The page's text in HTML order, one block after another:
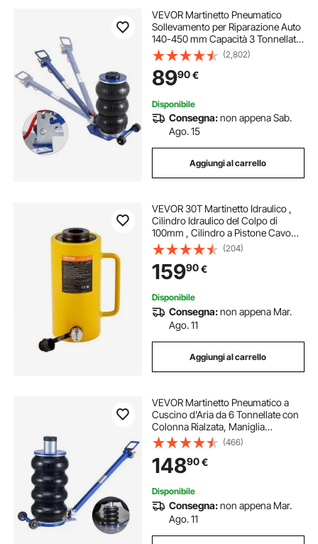
VEVOR Martinetto Pneumatico
Sollevamento per Riparazione Auto
140-450 mm Capacità 3 Tonnellate,
Martinetto Pneumatico 0,8-1,0 MPa
con 3 Cuscini d'Aria Impugnatura
Regolabile Blu per da Officina
Garage
(2,802)
8990€
Disponibile
Consegna:non appena Sab.
Ago. 15
Aggiungi al carrello
VEVOR 30T Martinetto Idraulico ,
Cilindro Idraulico del Colpo di
100mm , Cilindro a Pistone Cavo
Cilindro Idraulico Cilindro di
Sollevamento Connettore Rapido
Sollevamento Facile
(204)
15990€
Disponibile
Consegna:non appena Mar.
Ago. 11
Aggiungi al carrello
VEVOR Martinetto Pneumatico a
Cuscino d'Aria da 6 Tonnellate con
Colonna Rialzata, Maniglia
Regolabile e Spesso Cuscinetto in
Gomma, Altezza di Sollevamento
da 170 a 583 mm, Cric Martinetti
per SUV
(466)
14890€
Disponibile
Consegna:non appena Mar.
Ago. 11